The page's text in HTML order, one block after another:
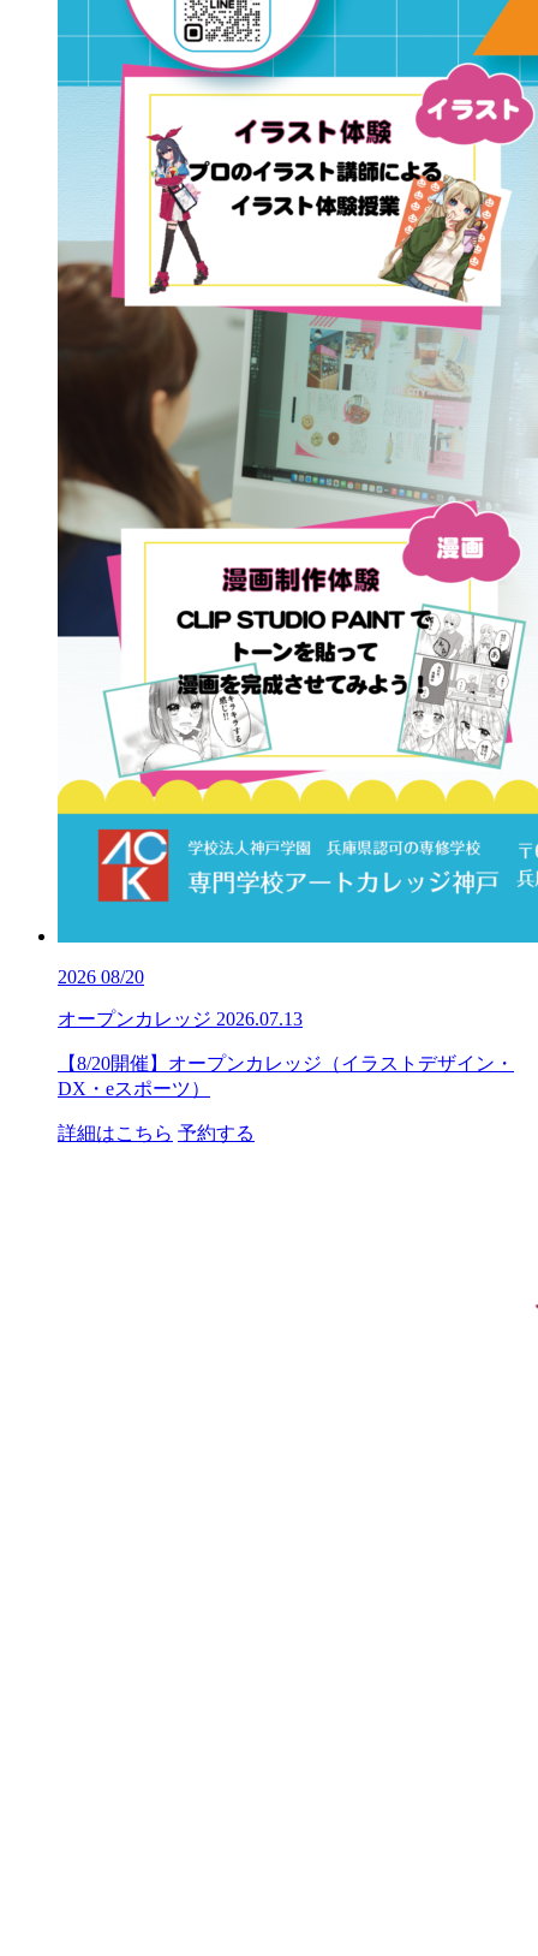
2026 08/20
オープンカレッジ 2026.07.13
【8/20開催】オープンカレッジ（イラストデザイン・
DX・eスポーツ）
詳細はこちら 予約する